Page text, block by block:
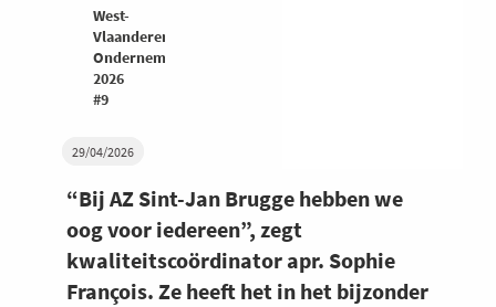
29/04/2026
“Bij AZ Sint-Jan Brugge hebben we
oog voor iedereen”, zegt
kwaliteitscoördinator apr. Sophie
François. Ze heeft het in het bijzonder
West-
Vlaanderen
Ondernemers
2026
#9